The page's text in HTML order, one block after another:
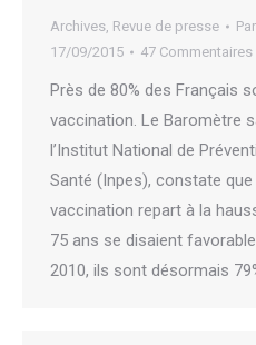
Archives, Revue de presse Par
17/09/2015
47 Commentaires
Près de 80% des Français
vaccination. Le Baromètre
l’Institut National de
Santé (Inpes), constate que
vaccination repart à la
75 ans se disaient
2010, ils sont désormais